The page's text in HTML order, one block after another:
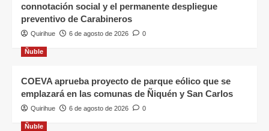
connotación social y el permanente despliegue
preventivo de Carabineros
Quirihue 6 de agosto de 2026 0
Ñuble
COEVA aprueba proyecto de parque eólico que se
emplazará en las comunas de Ñiquén y San Carlos
Quirihue 6 de agosto de 2026 0
Ñuble